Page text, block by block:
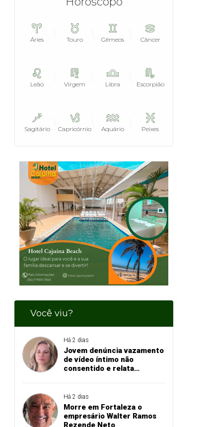
Áries Touro Gêmeos Câncer
Leão Virgem Libra Escorpião
Sagitário Capricórnio Aquário Peixes
Você viu?
Há 2 dias
Jovem denúncia vazamento
de vídeo íntimo não
consentido e relata
Há 2 dias
Morre em Fortaleza o
empresário Walter Ramos
Rezende Neto